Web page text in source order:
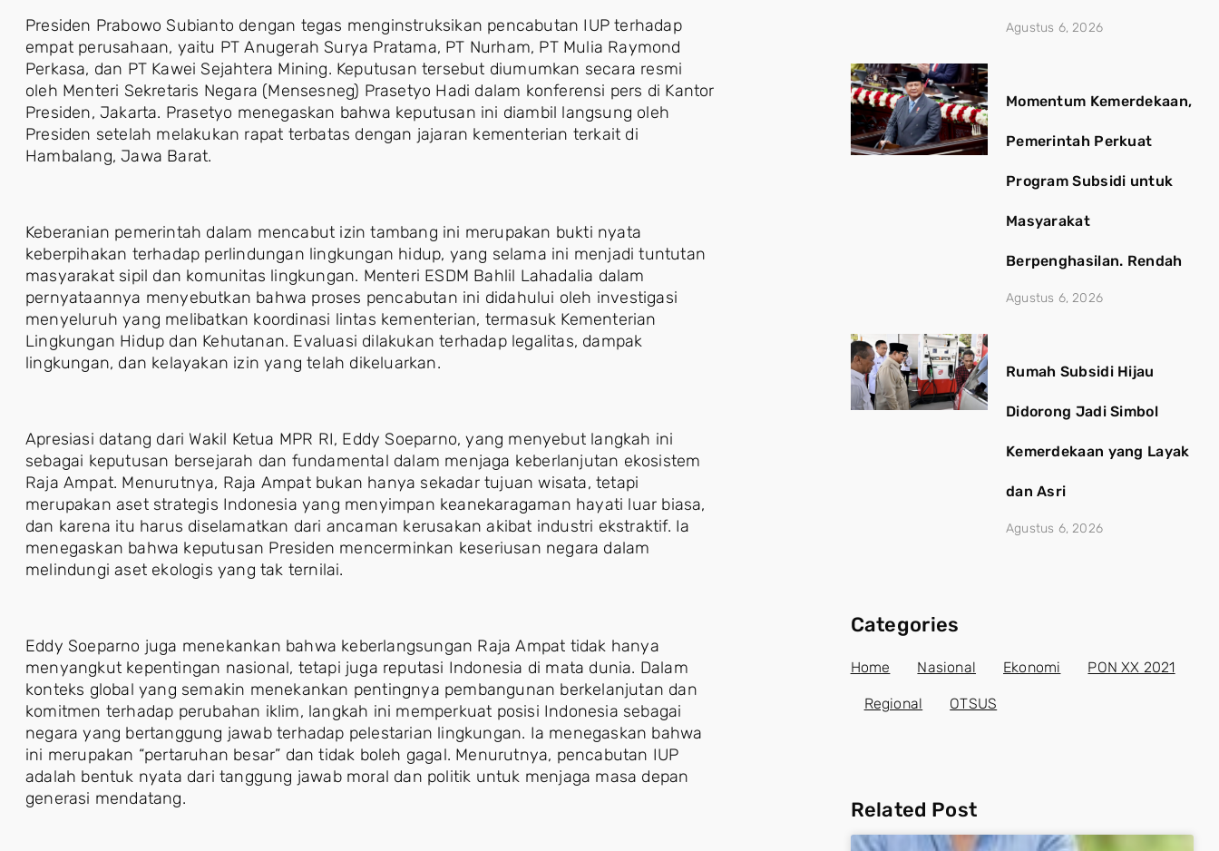
Presiden Prabowo Subianto dengan tegas menginstruksikan pencabutan IUP terhadap
empat perusahaan, yaitu PT Anugerah Surya Pratama, PT Nurham, PT Mulia Raymond
Perkasa, dan PT Kawei Sejahtera Mining. Keputusan tersebut diumumkan secara resmi
oleh Menteri Sekretaris Negara (Mensesneg) Prasetyo Hadi dalam konferensi pers di Kantor
Presiden, Jakarta. Prasetyo menegaskan bahwa keputusan ini diambil langsung oleh
Presiden setelah melakukan rapat terbatas dengan jajaran kementerian terkait di
Hambalang, Jawa Barat.
Keberanian pemerintah dalam mencabut izin tambang ini merupakan bukti nyata
keberpihakan terhadap perlindungan lingkungan hidup, yang selama ini menjadi tuntutan
masyarakat sipil dan komunitas lingkungan. Menteri ESDM Bahlil Lahadalia dalam
pernyataannya menyebutkan bahwa proses pencabutan ini didahului oleh investigasi
menyeluruh yang melibatkan koordinasi lintas kementerian, termasuk Kementerian
Lingkungan Hidup dan Kehutanan. Evaluasi dilakukan terhadap legalitas, dampak
lingkungan, dan kelayakan izin yang telah dikeluarkan.
Apresiasi datang dari Wakil Ketua MPR RI, Eddy Soeparno, yang menyebut langkah ini
sebagai keputusan bersejarah dan fundamental dalam menjaga keberlanjutan ekosistem
Raja Ampat. Menurutnya, Raja Ampat bukan hanya sekadar tujuan wisata, tetapi
merupakan aset strategis Indonesia yang menyimpan keanekaragaman hayati luar biasa,
dan karena itu harus diselamatkan dari ancaman kerusakan akibat industri ekstraktif. Ia
menegaskan bahwa keputusan Presiden mencerminkan keseriusan negara dalam
melindungi aset ekologis yang tak ternilai.
Eddy Soeparno juga menekankan bahwa keberlangsungan Raja Ampat tidak hanya
menyangkut kepentingan nasional, tetapi juga reputasi Indonesia di mata dunia. Dalam
konteks global yang semakin menekankan pentingnya pembangunan berkelanjutan dan
komitmen terhadap perubahan iklim, langkah ini memperkuat posisi Indonesia sebagai
negara yang bertanggung jawab terhadap pelestarian lingkungan. Ia menegaskan bahwa
ini merupakan “pertaruhan besar” dan tidak boleh gagal. Menurutnya, pencabutan IUP
adalah bentuk nyata dari tanggung jawab moral dan politik untuk menjaga masa depan
generasi mendatang.
Agustus 6, 2026
Momentum Kemerdekaan,
Pemerintah Perkuat
Program Subsidi untuk
Masyarakat
Berpenghasilan. Rendah
Agustus 6, 2026
Rumah Subsidi Hijau
Didorong Jadi Simbol
Kemerdekaan yang Layak
dan Asri
Agustus 6, 2026
Categories
Home Nasional Ekonomi PON XX 2021
Regional OTSUS
Related Post